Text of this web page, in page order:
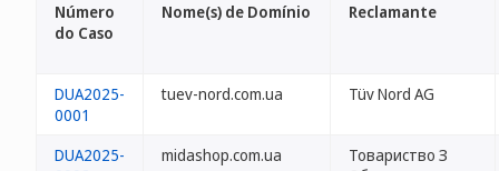
Número
do Caso
Nome(s) de Domínio Reclamante
DUA2025-
0001
tuev-nord.com.ua Tüv Nord AG
DUA2025-
midashop.com.ua
Товариство З